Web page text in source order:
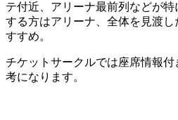
テ付近、アリーナ最前列などが
する方はアリーナ、全体を見渡
すすめ。
チケットサークルでは座席情報
考になります。